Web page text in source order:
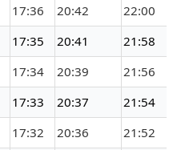
17:36 20:42
22:00
17:35 20:41
21:58
17:34 20:39
21:56
17:33 20:37
21:54
17:32 20:36
21:52